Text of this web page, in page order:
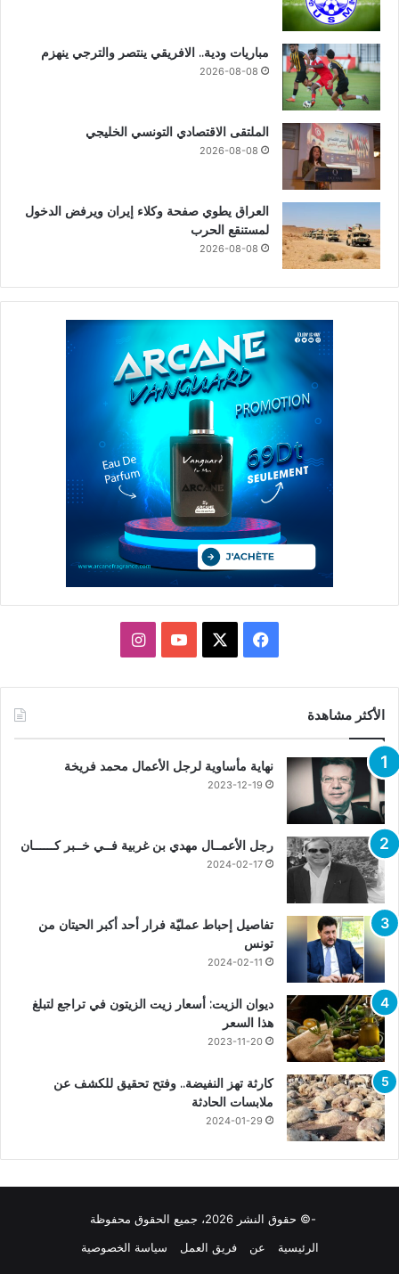
مباريات ودية.. الافريقي ينتصر والترجي ينهزم
2026-08-08
الملتقى الاقتصادي التونسي الخليجي
2026-08-08
العراق يطوي صفحة وكلاء إيران ويرفض الدخول
لمستنقع الحرب
2026-08-08
فيسبوك يوتيوبانستقرام
الأكثر مشاهدة
نهاية مأساوية لرجل الأعمال محمد فريخة
2023-12-19
رجل الأعمــال مهدي بن غربية فــي خــبر كــــــان
2024-02-17
تفاصيل إحباط عمليّة فرار أحد أكبر الحيتان من
تونس
2024-02-11
ديوان الزيت: أسعار زيت الزيتون في تراجع لتبلغ
هذا السعر
2023-11-20
كارثة تهز النفيضة.. وفتح تحقيق للكشف عن
ملابسات الحادثة
2024-01-29
-© حقوق النشر 2026، جميع الحقوق محفوظة
الرئيسية
عن فريق العمل سياسة الخصوصية